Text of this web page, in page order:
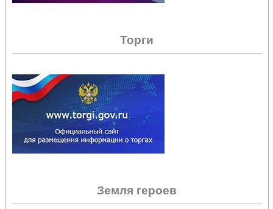
Торги
Земля героев